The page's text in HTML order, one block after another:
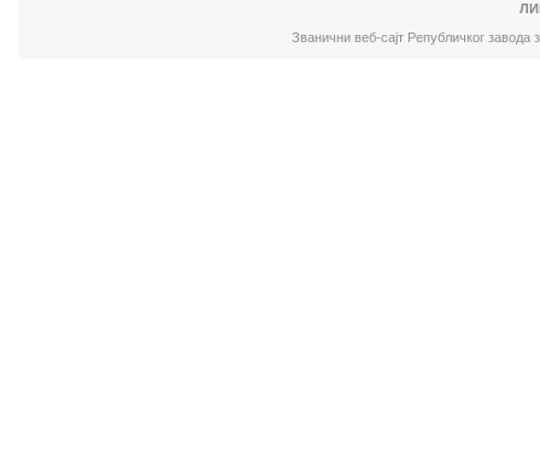
Званични веб-сајт Републичког